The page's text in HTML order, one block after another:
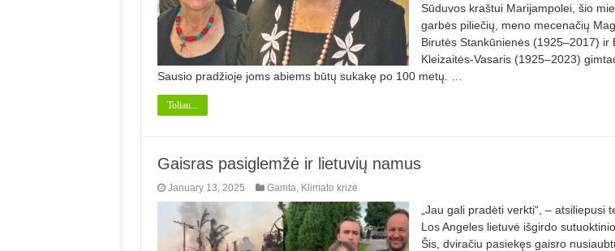
Sūduvos kraštui Marijampolei, šio
garbės piliečių, meno mecenačių
Birutės Stankūnienės (1925–2017) ir
Kleizaitės-Vasaris (1925–2023)
Sausio pradžioje joms abiems būtų sukakę po 100 metų. …
Toliau...
Gaisras pasiglemžė ir lietuvių namus
January 13, 2025 Gamta Klimato krizė
„Jau gali pradėti verkti“, – atsiliepusi
Los Angeles lietuvė išgirdo
Šis, dviračiu pasiekęs gaisro